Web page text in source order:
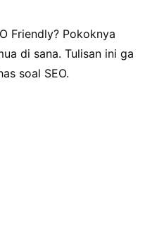
Friendly? Pokoknya
di sana. Tulisan ini ga
soal SEO.